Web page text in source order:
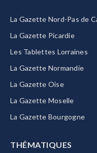
La Gazette Nord-Pas de
La Gazette Picardie
Les Tablettes Lorraines
La Gazette Normandie
La Gazette Oise
La Gazette Moselle
La Gazette Bourgogne
THÉMATIQUES